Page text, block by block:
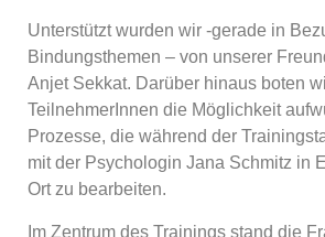
Unterstützt wurden wir -gerade in
Bindungsthemen – von unserer
Anjet Sekkat. Darüber hinaus boten
TeilnehmerInnen die Möglichkeit
Prozesse, die während der
mit der Psychologin Jana Schmitz in
Ort zu bearbeiten.
Im Zentrum des Trainings stand die